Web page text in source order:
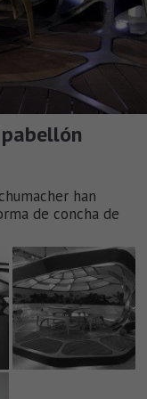
han
de concha de